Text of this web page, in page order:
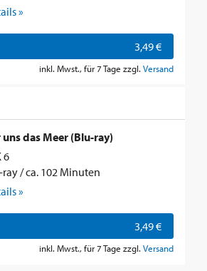
»
3,49 €
inkl. Mwst., für 7 Tage zzgl. Versand
uns das Meer (Blu-ray)
6
ray / ca. 102 Minuten
»
3,49 €
inkl. Mwst., für 7 Tage zzgl. Versand